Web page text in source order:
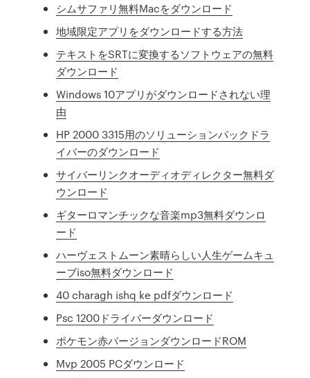
シムサファリ無料Macをダウンロード
地域限定アプリをダウンロードする方法
テキストをSRTに変換するソフトウェアの無料
ダウンロード
Windows 10アプリがダウンロードされない理
由
HP 2000 3315用のソリューションパックドラ
イバーのダウンロード
サイバーリンクオーディオディレクター無料ダ
ウンロード
ギターロマンチックな音楽mp3無料ダウンロ
ード
ハーヴェストムーン素晴らしい人生ゲームキュ
ーブiso無料ダウンロード
40 charagh ishq ke pdfダウンロード
Psc 1200ドライバーダウンロード
ポケモン赤バージョンダウンロードROM
Mvp 2005 PCダウンロード